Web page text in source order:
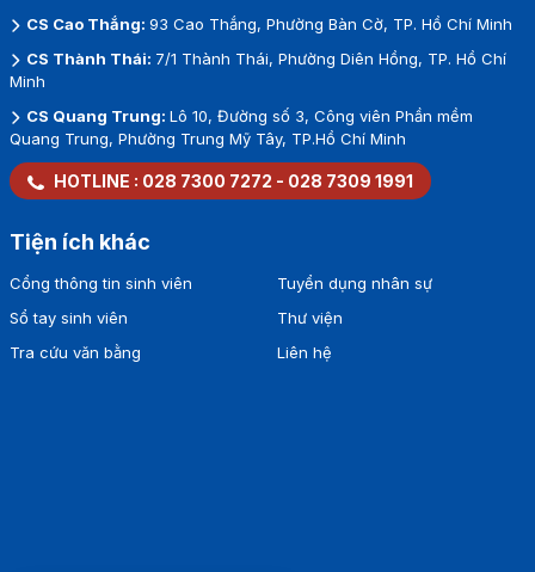
CS Cao Thắng: 93 Cao Thắng, Phường Bàn Cờ, TP. Hồ Chí Minh
CS Thành Thái: 7/1 Thành Thái, Phường Diên Hồng, TP. Hồ Chí
Minh
CS Quang Trung: Lô 10, Đường số 3, Công viên Phần mềm
Quang Trung, Phường Trung Mỹ Tây, TP.Hồ Chí Minh
HOTLINE : 028 7300 7272 - 028 7309 1991
Tiện ích khác
Cổng thông tin sinh viên
Sổ tay sinh viên
Tra cứu văn bằng
Tuyển dụng nhân sự
Thư viện
Liên hệ